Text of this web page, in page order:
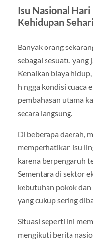
Isu Nasional
Kehidupan
Banyak orang
sebagai sesuatu yang
Kenaikan biaya
hingga kondisi cuaca
pembahasan utama
secara langsung.
Di beberapa daerah,
memperhatikan isu
karena berpengaruh
Sementara di sektor
kebutuhan pokok
yang cukup sering
Situasi seperti ini
mengikuti berita